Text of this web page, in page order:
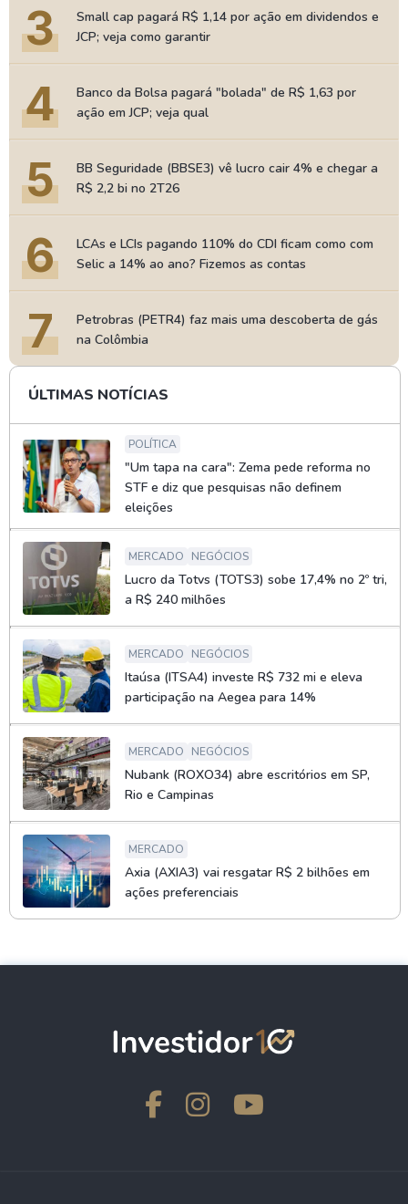
3
Small cap pagará R$ 1,14 por ação em dividendos e
JCP; veja como garantir
4
Banco da Bolsa pagará "bolada" de R$ 1,63 por
ação em JCP; veja qual
5
BB Seguridade (BBSE3) vê lucro cair 4% e chegar a
R$ 2,2 bi no 2T26
6
LCAs e LCIs pagando 110% do CDI ficam como com
Selic a 14% ao ano? Fizemos as contas
7
Petrobras (PETR4) faz mais uma descoberta de gás
na Colômbia
ÚLTIMAS NOTÍCIAS
POLÍTICA
"Um tapa na cara": Zema pede reforma no
STF e diz que pesquisas não definem
eleições
MERCADO NEGÓCIOS
Lucro da Totvs (TOTS3) sobe 17,4% no 2º tri,
a R$ 240 milhões
MERCADO NEGÓCIOS
Itaúsa (ITSA4) investe R$ 732 mi e eleva
participação na Aegea para 14%
MERCADO NEGÓCIOS
Nubank (ROXO34) abre escritórios em SP,
Rio e Campinas
MERCADO
Axia (AXIA3) vai resgatar R$ 2 bilhões em
ações preferenciais